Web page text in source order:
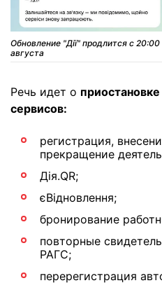
Обновление "Дії" продлится с
августа
Речь идет о
сервисов:
регистрация,
прекращение
Дія.QR;
єВідновлення;
бронирование
повторные
РАГС;
перерегистрация